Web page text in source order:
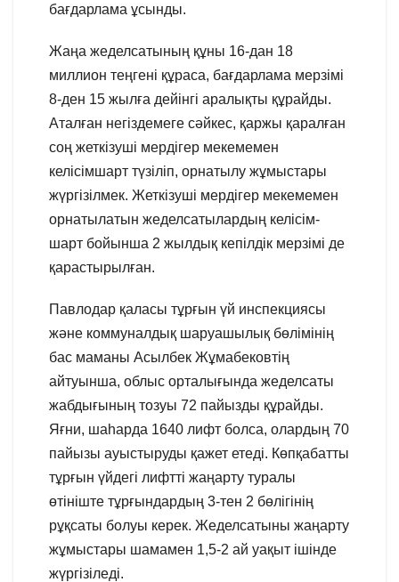
бағдарлама ұсынды.
Жаңа жеделсатының құны 16-дан 18
миллион теңгені құраса, бағдарлама мерзімі
8-ден 15 жылға дейінгі аралықты құрайды.
Аталған негіздемеге сәйкес, қаржы қаралған
соң жеткізуші мердігер мекемемен
келісімшарт түзіліп, орнатылу жұмыстары
жүргізілмек. Жеткізуші мердігер мекемемен
орнатылатын жеделсатылардың келісім-
шарт бойынша 2 жылдық кепілдік мерзімі де
қарастырылған.
Павлодар қаласы тұрғын үй инспекциясы
және коммуналдық шаруашылық бөлімінің
бас маманы Асылбек Жұмабековтің
айтуынша, облыс орталығында жеделсаты
жабдығының тозуы 72 пайызды құрайды.
Яғни, шаһарда 1640 лифт болса, олардың 70
пайызы ауыстыруды қажет етеді. Көпқабатты
тұрғын үйдегі лифтті жаңарту туралы
өтініште тұрғындардың 3-тен 2 бөлігінің
рұқсаты болуы керек. Жеделсатыны жаңарту
жұмыстары шамамен 1,5-2 ай уақыт ішінде
жүргізіледі.